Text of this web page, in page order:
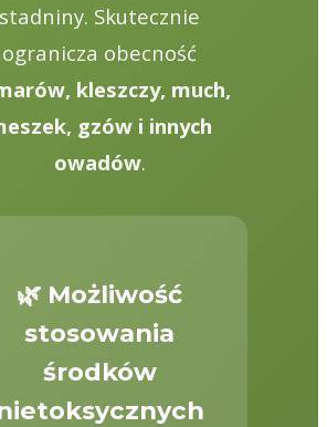
stadniny. Skutecznie
ogranicza obecność
kleszczy, much,
gzów i innych
owadów.
🌿 Możliwość
stosowania
środków